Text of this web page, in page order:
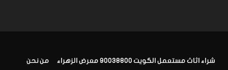
شراء اثاث مستعمل الكويت 90038800 معرض الزهراء من نحن